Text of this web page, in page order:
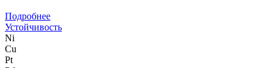
Подробнее
Устойчивость
Ni
Cu
Pt